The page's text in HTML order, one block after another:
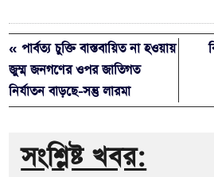
« পার্বত্য চুক্তি বাস্তবায়িত না হওয়ায়
জুম্ম জনগণের ওপর জাতিগত
নির্যাতন বাড়ছে-সন্তু লারমা
সংশ্লিষ্ট খবর: